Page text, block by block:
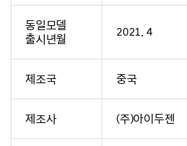
동일모델
출시년월
2021. 4
제조국 중국
제조사 (주)아이두젠